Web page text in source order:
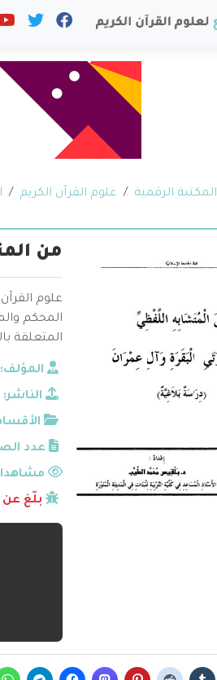
المكتبة الرقمية علوم القرآن الكريم
من
علوم
المحكم
المتعلقة
المؤلف:
الناشر:
عدد
بلّغ عن